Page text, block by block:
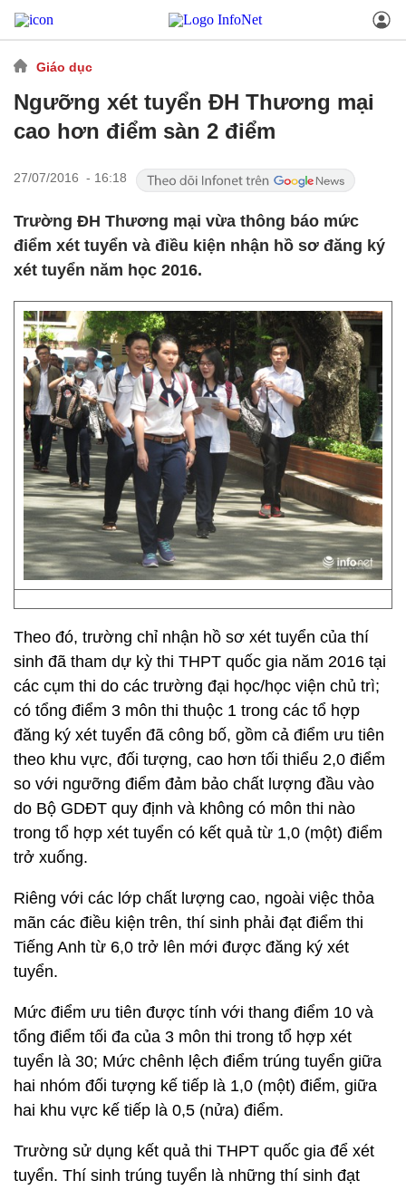
Giáo dục
Ngưỡng xét tuyển ĐH Thương mại
cao hơn điểm sàn 2 điểm
27/07/2016 - 16:18
Trường ĐH Thương mại vừa thông báo mức
điểm xét tuyển và điều kiện nhận hồ sơ đăng ký
xét tuyển năm học 2016.
Theo đó, trường chỉ nhận hồ sơ xét tuyển của thí
sinh đã tham dự kỳ thi THPT quốc gia năm 2016 tại
các cụm thi do các trường đại học/học viện chủ trì;
có tổng điểm 3 môn thi thuộc 1 trong các tổ hợp
đăng ký xét tuyển đã công bố, gồm cả điểm ưu tiên
theo khu vực, đối tượng, cao hơn tối thiểu 2,0 điểm
so với ngưỡng điểm đảm bảo chất lượng đầu vào
do Bộ GDĐT quy định và không có môn thi nào
trong tổ hợp xét tuyển có kết quả từ 1,0 (một) điểm
trở xuống.
Riêng với các lớp chất lượng cao, ngoài việc thỏa
mãn các điều kiện trên, thí sinh phải đạt điểm thi
Tiếng Anh từ 6,0 trở lên mới được đăng ký xét
tuyển.
Mức điểm ưu tiên được tính với thang điểm 10 và
tổng điểm tối đa của 3 môn thi trong tổ hợp xét
tuyển là 30; Mức chênh lệch điểm trúng tuyển giữa
hai nhóm đối tượng kế tiếp là 1,0 (một) điểm, giữa
hai khu vực kế tiếp là 0,5 (nửa) điểm.
Trường sử dụng kết quả thi THPT quốc gia để xét
tuyển. Thí sinh trúng tuyển là những thí sinh đạt